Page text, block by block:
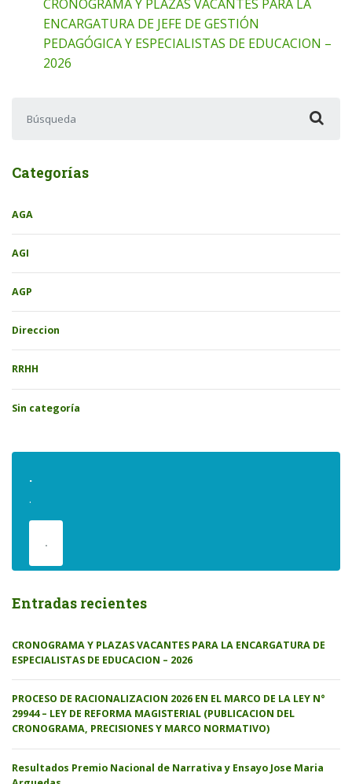
CRONOGRAMA Y PLAZAS VACANTES PARA LA
ENCARGATURA DE JEFE DE GESTIÓN
PEDAGÓGICA Y ESPECIALISTAS DE EDUCACION –
2026
Categorías
AGA
AGI
AGP
Direccion
RRHH
Sin categoría
.
.
.
Entradas recientes
CRONOGRAMA Y PLAZAS VACANTES PARA LA ENCARGATURA DE
ESPECIALISTAS DE EDUCACION – 2026
PROCESO DE RACIONALIZACION 2026 EN EL MARCO DE LA LEY N°
29944 – LEY DE REFORMA MAGISTERIAL (PUBLICACION DEL
CRONOGRAMA, PRECISIONES Y MARCO NORMATIVO)
Resultados Premio Nacional de Narrativa y Ensayo Jose Maria